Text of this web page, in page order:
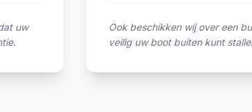
uw
Ook beschikken wij over een
veilig uw boot buiten kunt